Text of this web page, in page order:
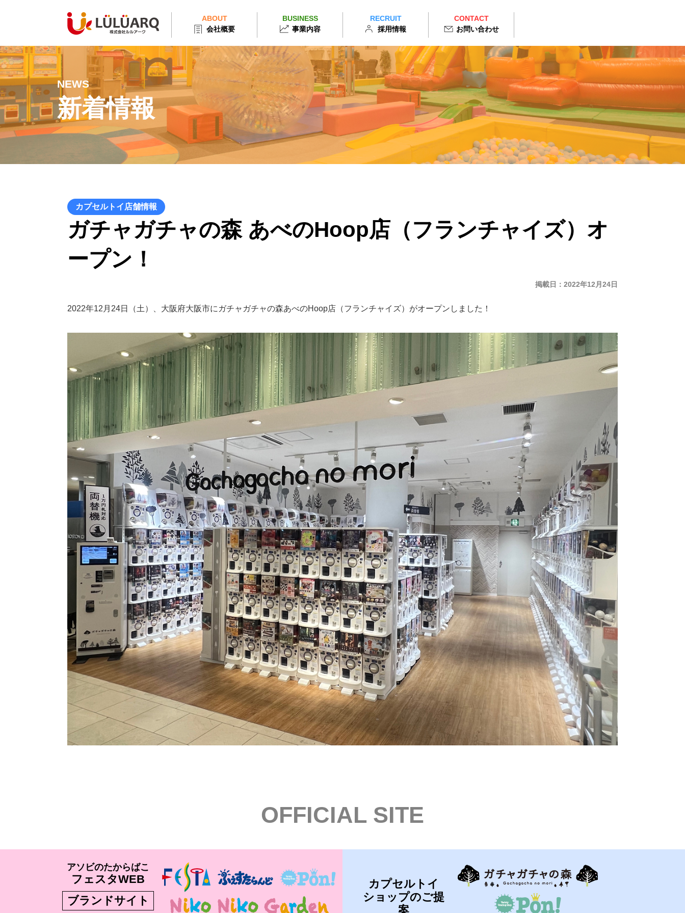
ABOUT
会社概要
BUSINESS
事業内容
RECRUIT
採用情報
CONTACT
お問い合わせ
NEWS
新着情報
ガチャガチャの森 あべのHoop店（フランチャイズ）オ
ープン！
掲載日 2022年12月24日
2022年12月24日（土）、大阪府大阪市にガチャガチャの森あべのHoop店（フランチャイズ）がオープンしました！
OFFICIAL SITE
アソビのたからばこ
フェスタWEB
ブランドサイト
カプセルトイ
ショップのご提
案